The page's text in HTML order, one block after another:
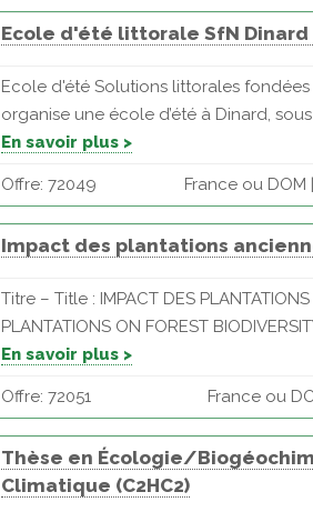
Ecole d'été littorale SfN Dinard
Ecole d'été Solutions littorales
organise une école d’été à Dinard, sous
En savoir plus >
Offre: 72049 France ou
Impact des plantations
Titre – Title : IMPACT DES
PLANTATIONS ON FOREST
En savoir plus >
Offre: 72051 France ou
Thèse en Écologie/
Climatique (C2HC2)